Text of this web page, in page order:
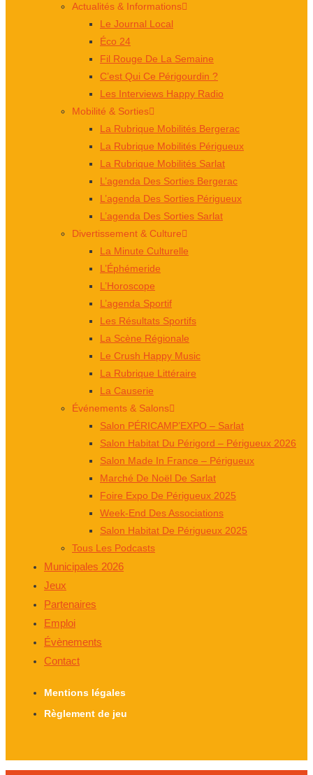
Actualités & Informations
Le Journal Local
Éco 24
Fil Rouge De La Semaine
C’est Qui Ce Périgourdin ?
Les Interviews Happy Radio
Mobilité & Sorties
La Rubrique Mobilités Bergerac
La Rubrique Mobilités Périgueux
La Rubrique Mobilités Sarlat
L’agenda Des Sorties Bergerac
L’agenda Des Sorties Périgueux
L’agenda Des Sorties Sarlat
Divertissement & Culture
La Minute Culturelle
L’Éphémeride
L’Horoscope
L’agenda Sportif
Les Résultats Sportifs
La Scène Régionale
Le Crush Happy Music
La Rubrique Littéraire
La Causerie
Événements & Salons
Salon PÉRICAMP’EXPO – Sarlat
Salon Habitat Du Périgord – Périgueux 2026
Salon Made In France – Périgueux
Marché De Noël De Sarlat
Foire Expo De Périgueux 2025
Week-End Des Associations
Salon Habitat De Périgueux 2025
Tous Les Podcasts
Municipales 2026
Jeux
Partenaires
Emploi
Évènements
Contact
Mentions légales
Règlement de jeu